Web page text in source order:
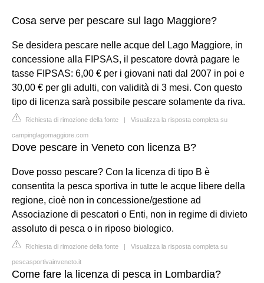
Cosa serve per pescare sul lago Maggiore?
Se desidera pescare nelle acque del Lago Maggiore, in
concessione alla FIPSAS, il pescatore dovrà pagare le
tasse FIPSAS: 6,00 € per i giovani nati dal 2007 in poi e
30,00 € per gli adulti, con validità di 3 mesi. Con questo
tipo di licenza sarà possibile pescare solamente da riva.
Richiesta di rimozione della fonte | Visualizza la risposta completa su
campinglagomaggiore.com
Dove pescare in Veneto con licenza B?
Dove posso pescare? Con la licenza di tipo B è
consentita la pesca sportiva in tutte le acque libere della
regione, cioè non in concessione/gestione ad
Associazione di pescatori o Enti, non in regime di divieto
assoluto di pesca o in riposo biologico.
Richiesta di rimozione della fonte | Visualizza la risposta completa su
pescasportivainveneto.it
Come fare la licenza di pesca in Lombardia?